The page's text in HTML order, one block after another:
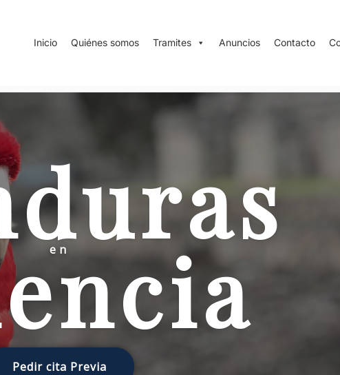
Inicio Quiénes somos Tramites Anuncios Contacto
en
Pedir cita Previa